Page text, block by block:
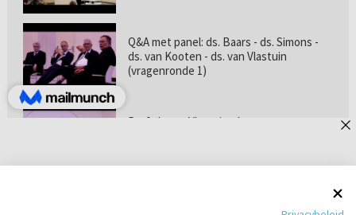
Q&A met panel: ds. Baars - ds. Simons -
ds. van Kooten - ds. van Vlastuin
(vragenronde 1)
Prof. dr. van Vlastuin - Is